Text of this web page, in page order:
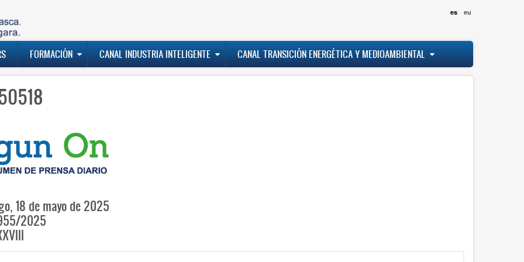
es eu
FORMACIÓN CANAL INDUSTRIA INTELIGENTE CANAL TRANSICIÓN ENERGÉTICA Y MEDIOAMBIENTAL
18 de mayo de 2025
2025